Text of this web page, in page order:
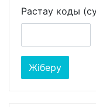
Растау коды